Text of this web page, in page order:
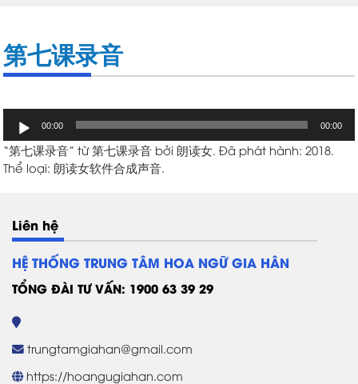
第七课录音
chơi
Audio
00:00 00:00
“第七课录音” từ 第七课录音 bởi 朗读女. Đã phát hành: 2018.
Thể loại: 朗读女软件合成声音.
Liên hệ
HỆ THỐNG TRUNG TÂM HOA NGỮ GIA HÂN
TỔNG ĐÀI TƯ VẤN: 1900 63 39 29
trungtamgiahan@gmail.com
https://hoangugiahan.com